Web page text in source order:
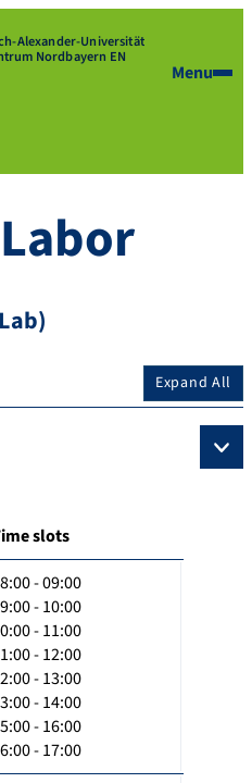
Alexander-Universität
Nordbayern EN
Menu
Expand All
slots
- 09:00
- 10:00
- 11:00
- 12:00
- 13:00
- 14:00
- 16:00
- 17:00